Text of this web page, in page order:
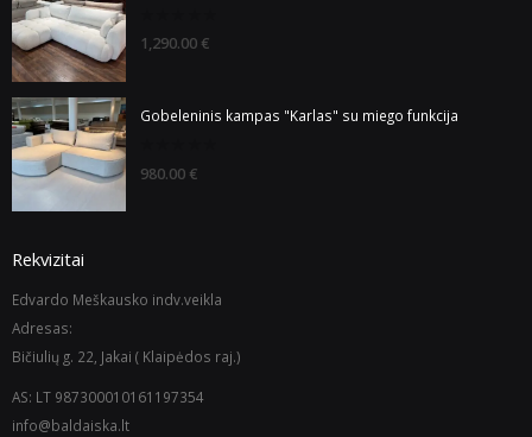
0
out
1,290.00 €
Gobeleninis kampas "Karlas" su miego funkcija
out
980.00 €
Rekvizitai
Edvardo Meškausko indv.veikla
Adresas:
Bičiulių g. 22, Jakai ( Klaipėdos raj.)
AS: LT 987300010161197354
info@baldaiska.lt